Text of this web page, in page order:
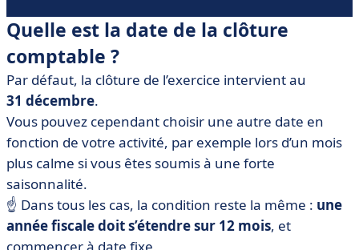
Quelle est la date de la clôture
comptable ?
Par défaut, la clôture de l’exercice intervient au
31 décembre.
Vous pouvez cependant choisir une autre date en
fonction de votre activité, par exemple lors d’un mois
plus calme si vous êtes soumis à une forte
saisonnalité.
☝️ Dans tous les cas, la condition reste la même : une
année fiscale doit s’étendre sur 12 mois, et